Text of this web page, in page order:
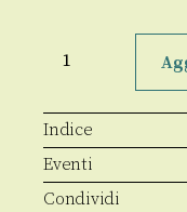
mie
tra
le
rocce
di
una
«siticulosa»
Indice
Eventi
Condividi